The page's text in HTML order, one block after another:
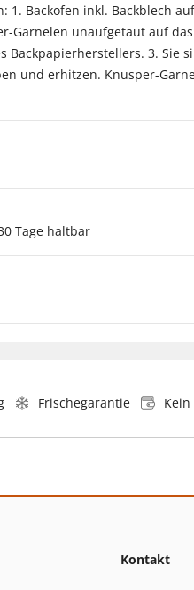
1. Backofen inkl. Backblech
Garnelen unaufgetaut auf
Backpapierherstellers. 3. Sie
und erhitzen. Knusper-
Tage haltbar
Frischegarantie
Kontakt